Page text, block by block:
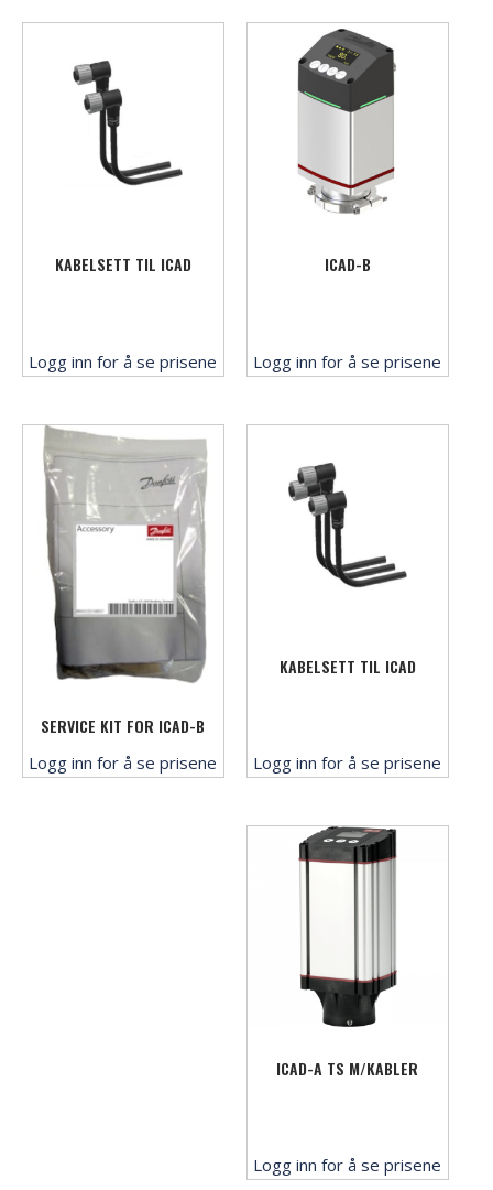
ICAD-B
Logg inn for å se prisene
KABELSETT TIL ICAD
Logg inn for å se prisene
KABELSETT TIL ICAD
Logg inn for å se prisene
SERVICE KIT FOR ICAD-B
Logg inn for å se prisene
ICAD-A TS M/KABLER
Logg inn for å se prisene